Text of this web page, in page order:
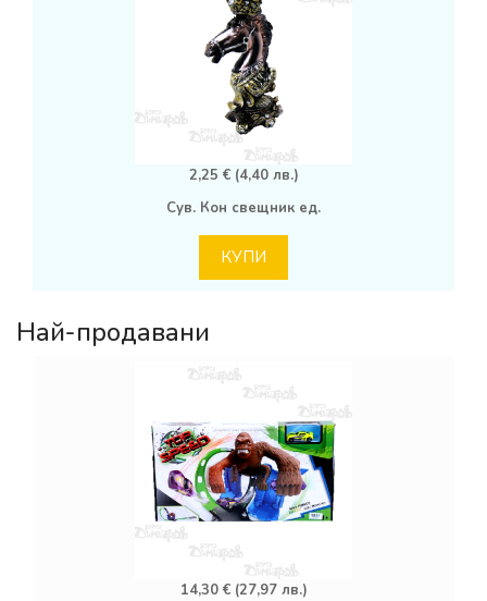
2,25 € (4,40 лв.)
Сув. Кон свещник ед.
КУПИ
Най-продавани
14,30 € (27,97 лв.)